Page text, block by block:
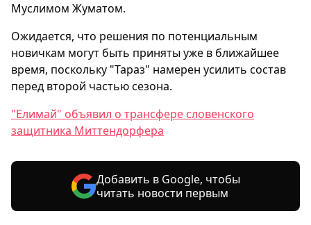
Муслимом Жуматом.
Ожидается, что решения по потенциальным
новичкам могут быть приняты уже в ближайшее
время, поскольку "Тараз" намерен усилить состав
перед второй частью сезона.
"Елимай" объявил о трансфере словенского
защитника Миттендорфера
Добавить в Google, чтобы
читать новости первым